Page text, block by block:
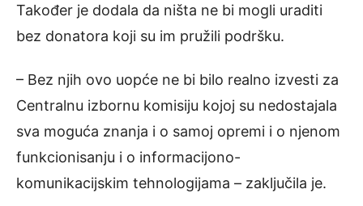
Također je dodala da ništa ne bi mogli uraditi
bez donatora koji su im pružili podršku.
– Bez njih ovo uopće ne bi bilo realno izvesti za
Centralnu izbornu komisiju kojoj su nedostajala
sva moguća znanja i o samoj opremi i o njenom
funkcionisanju i o informacijono-
komunikacijskim tehnologijama – zaključila je.